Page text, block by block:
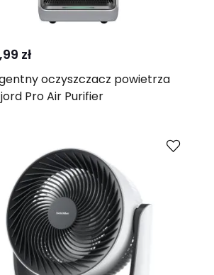
Porównaj
zł
oczyszczacz powietrza
Pro Air Purifier